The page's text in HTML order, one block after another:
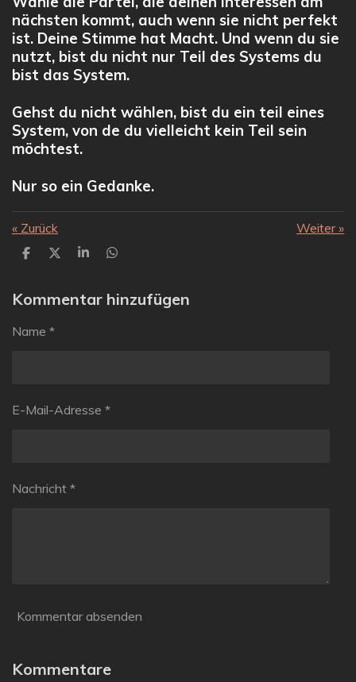
nächsten kommt, auch wenn sie nicht perfekt
ist. Deine Stimme hat Macht. Und wenn du sie
nutzt, bist du nicht nur Teil des Systems du
bist das System.
Gehst du nicht wählen, bist du ein teil eines
System, von de du vielleicht kein Teil sein
möchtest.
Nur so ein Gedanke.
« Zurück Weiter»
T
l
e
T
l
e
T
l
e
T
l
e
Kommentar hinzufügen
Name *
E-Mail-Adresse *
Nachricht *
Kommentar absenden
Kommentare